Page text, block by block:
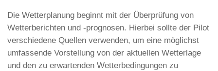
Die Wetterplanung beginnt mit der Überprüfung von
Wetterberichten und -prognosen. Hierbei sollte der Pilot
verschiedene Quellen verwenden, um eine möglichst
umfassende Vorstellung von der aktuellen Wetterlage
und den zu erwartenden Wetterbedingungen zu